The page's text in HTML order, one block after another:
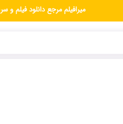
میرافیلم مرجع دانلود فیلم و